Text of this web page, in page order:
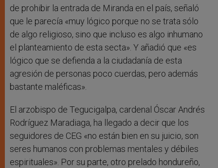
de prohibir la entrada de Miranda en el país, señaló
que le parecía «muy lógico porque no se trata sólo
de algo religioso, sino que incluso es algo inhumano
el planteamiento de esta secta». Y añadió que «es
lógico que se defienda a la ciudadanía de esta
agresión de personas poco cuerdas, pero además
bastante maléficas».
El arzobispo de Tegucigalpa, cardenal Óscar Andrés
Rodríguez Maradiaga, ha llegado a decir que los
seguidores de CEG «no están bien en su juicio, son
seres humanos con problemas mentales y débiles
espirituales». Por su parte, otro prelado hondureño,